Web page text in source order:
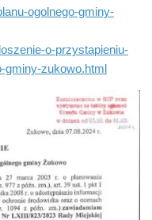
ogolnego-gminy-
o-przystapieniu-
gminy-zukowo.html